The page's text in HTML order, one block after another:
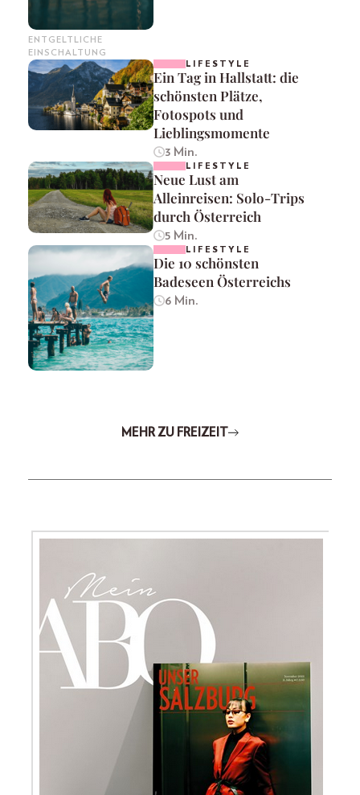
ENTGELTLICHE
EINSCHALTUNG
LIFESTYLE
Ein Tag in Hallstatt: die
schönsten Plätze,
Fotospots und
Lieblingsmomente
3 Min.
LIFESTYLE
Neue Lust am
Alleinreisen: Solo-Trips
durch Österreich
5 Min.
LIFESTYLE
Die 10 schönsten
Badeseen Österreichs
6 Min.
MEHR ZU FREIZEIT